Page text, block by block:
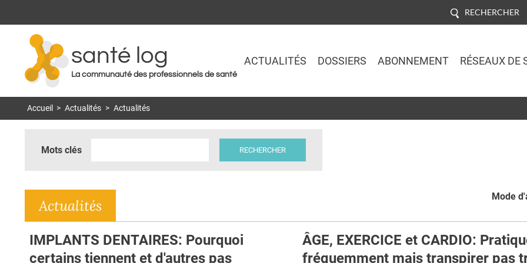
RECHERCHER
santé log
La communauté des professionnels de santé
ACTUALITÉS DOSSIERS ABONNEMENT RÉSEAUX DE
Accueil > Actualités > Actualités
Mots clés
Mode
Actualités
IMPLANTS DENTAIRES: Pourquoi
certains tiennent et d'autres pas
ÂGE, EXERCICE et CARDIO:
fréquemment mais transpirer pas